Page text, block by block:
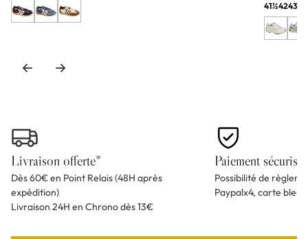
41½4243
Livraison offerte*
Dès 60€ en Point Relais (48H après
expédition)
Livraison 24H en Chrono dès 13€
Paiement sécurisé
Possibilité de
Paypalx4, carte